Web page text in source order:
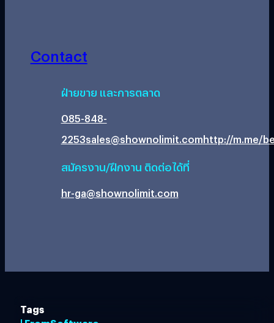
Contact
ฝ่ายขาย และการตลาด
085-848-
2253sales@shownolimit.comhttp://m.me/
สมัครงาน/ฝึกงาน ติดต่อได้ที่
hr-ga@shownolimit.com
Tags